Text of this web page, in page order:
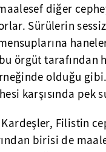
diğer
Sürülerin
örgüt tarafından
olduğu
karşısında pek
Filistin
birisi de